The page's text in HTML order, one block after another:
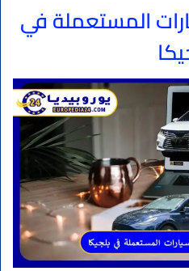
المستعملة في